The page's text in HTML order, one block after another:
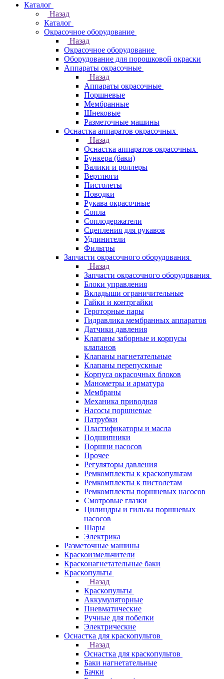
Каталог
Назад
Каталог
Окрасочное оборудование
Назад
Окрасочное оборудование
Оборудование для порошковой окраски
Аппараты окрасочные
Назад
Аппараты окрасочные
Поршневые
Мембранные
Шнековые
Разметочные машины
Оснастка аппаратов окрасочных
Назад
Оснастка аппаратов окрасочных
Бункера (баки)
Валики и роллеры
Вертлюги
Пистолеты
Поводки
Рукава окрасочные
Сопла
Соплодержатели
Сцепления для рукавов
Удлинители
Фильтры
Запчасти окрасочного оборудования
Назад
Запчасти окрасочного оборудования
Блоки управления
Вкладыши ограничительные
Гайки и контргайки
Героторные пары
Гидравлика мембранных аппаратов
Датчики давления
Клапаны заборные и корпусы
клапанов
Клапаны нагнетательные
Клапаны перепускные
Корпуса окрасочных блоков
Манометры и арматура
Мембраны
Механика приводная
Насосы поршневые
Патрубки
Пластификаторы и масла
Подшипники
Поршни насосов
Прочее
Регуляторы давления
Ремкомплекты к краскопультам
Ремкомплекты к пистолетам
Ремкомплекты поршневых насосов
Смотровые глазки
Цилиндры и гильзы поршневых
насосов
Шары
Электрика
Разметочные машины
Краскоизмельчители
Красконагнетательные баки
Краскопульты
Назад
Краскопульты
Аккумуляторные
Пневматические
Ручные для побелки
Электрические
Оснастка для краскопультов
Назад
Оснастка для краскопультов
Баки нагнетательные
Бачки